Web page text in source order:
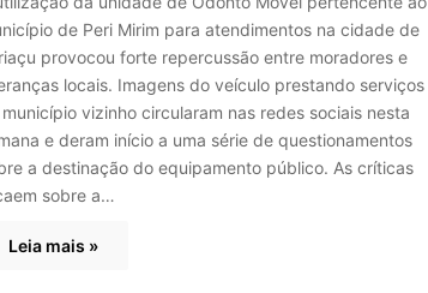
de Peri Mirim para atendimentos na cidade de
provocou forte repercussão entre moradores e
locais. Imagens do veículo prestando serviços
município vizinho circularam nas redes sociais nesta
e deram início a uma série de questionamentos
a destinação do equipamento público. As críticas
sobre a…
Leia mais »